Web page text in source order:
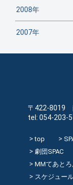
2008年
2007年
〒422-8019
tel: 054-
top
劇団SPAC
MMてあとろ
スケジュー